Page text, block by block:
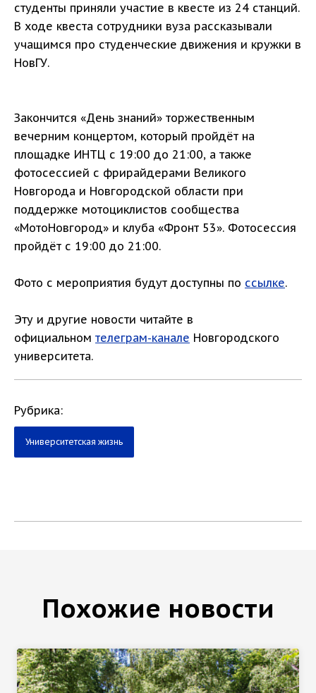
студенты приняли участие в квесте из 24 станций.
В ходе квеста сотрудники вуза рассказывали
учащимся про студенческие движения и кружки в
НовГУ.
Закончится «День знаний» торжественным
вечерним концертом, который пройдёт на
площадке ИНТЦ с 19:00 до 21:00, а также
фотосессией с фрирайдерами Великого
Новгорода и Новгородской области при
поддержке мотоциклистов сообщества
«МотоНовгород» и клуба «Фронт 53». Фотосессия
пройдёт с 19:00 до 21:00.
Фото с мероприятия будут доступны по ссылке.
Эту и другие новости читайте в
официальном телеграм-канале Новгородского
университета.
Рубрика:
Университетская жизнь
Похожие новости